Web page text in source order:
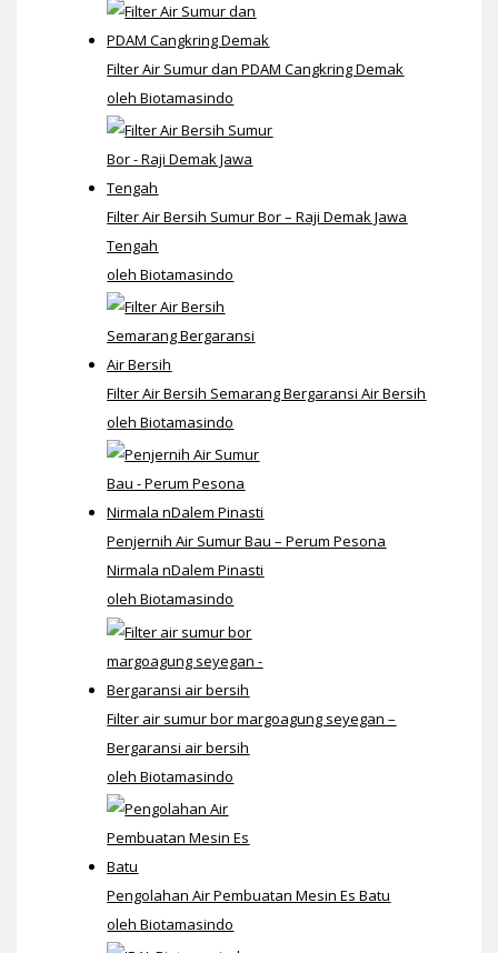
Filter Air Sumur dan PDAM Cangkring Demak
oleh Biotamasindo
Filter Air Bersih Sumur Bor – Raji Demak Jawa
Tengah
oleh Biotamasindo
Filter Air Bersih Semarang Bergaransi Air Bersih
oleh Biotamasindo
Penjernih Air Sumur Bau – Perum Pesona
Nirmala nDalem Pinasti
oleh Biotamasindo
Filter air sumur bor margoagung seyegan –
Bergaransi air bersih
oleh Biotamasindo
Pengolahan Air Pembuatan Mesin Es Batu
oleh Biotamasindo